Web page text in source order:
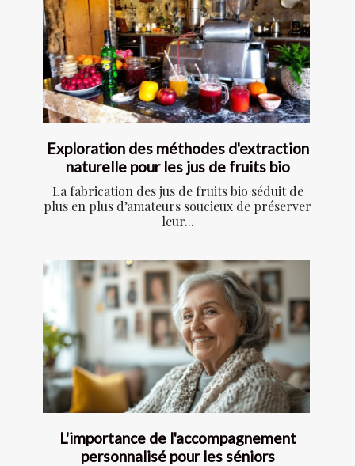
Exploration des méthodes d'extraction
naturelle pour les jus de fruits bio
La fabrication des jus de fruits bio séduit de
plus en plus d’amateurs soucieux de préserver
leur...
L'importance de l'accompagnement
personnalisé pour les séniors